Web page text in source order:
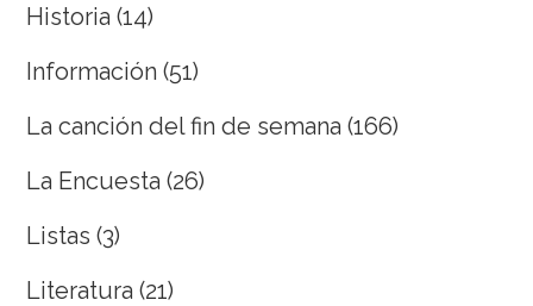
Historia (14)
Información (51)
La canción del fin de semana (166)
La Encuesta (26)
Listas (3)
Literatura (21)